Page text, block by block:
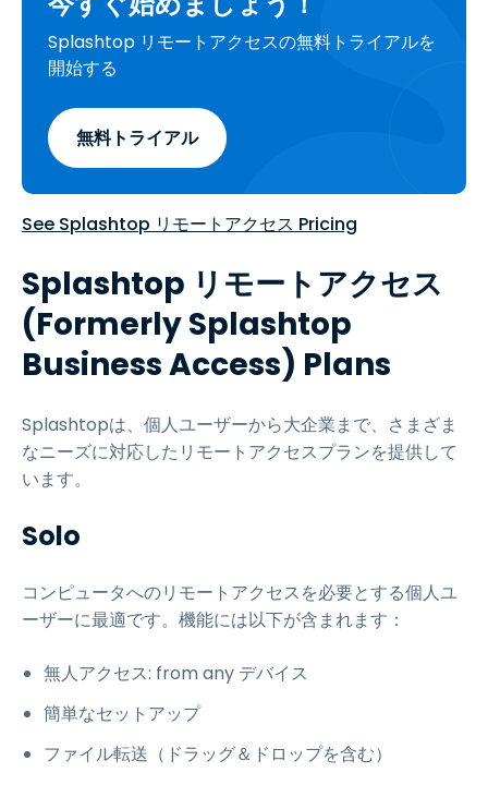
Splashtop リモートアクセスの無料トライアルを
開始する
無料トライアル
See Splashtop リモートアクセス Pricing
Splashtop リモートアクセス
(Formerly Splashtop
Business Access) Plans
Splashtopは、個人ユーザーから大企業まで、さまざま
なニーズに対応したリモートアクセスプランを提供して
います。
Solo
コンピュータへのリモートアクセスを必要とする個人ユ
ーザーに最適です。機能には以下が含まれます：
無人アクセス: from any デバイス
簡単なセットアップ
ファイル転送（ドラッグ＆ドロップを含む）